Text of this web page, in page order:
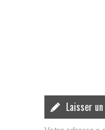
Laisser